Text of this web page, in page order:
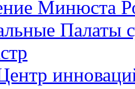
Минюста
Палаты